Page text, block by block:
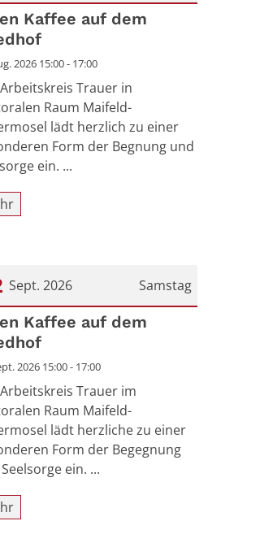
29. August 2026
Kaffee auf dem
2026 15:00 - 17:00
Trauer in
Raum Maifeld-
lädt herzlich zu einer
Form der Begnung und
ein. ...
Samstag
Sept. 2026
12. September 2026
Kaffee auf dem
2026 15:00 - 17:00
Trauer im
Raum Maifeld-
lädt herzliche zu einer
Form der Begegnung
ein. ...